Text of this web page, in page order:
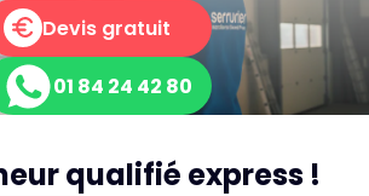
Devis gratuit
01 84 24 42 80
qualifié express !